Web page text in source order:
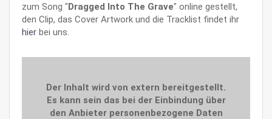
zum Song "Dragged Into The Grave" online gestellt,
den Clip, das Cover Artwork und die Tracklist findet ihr
hier bei uns.
Der Inhalt wird von extern bereitgestellt.
Es kann sein das bei der Einbindung über
den Anbieter personenbezogene Daten